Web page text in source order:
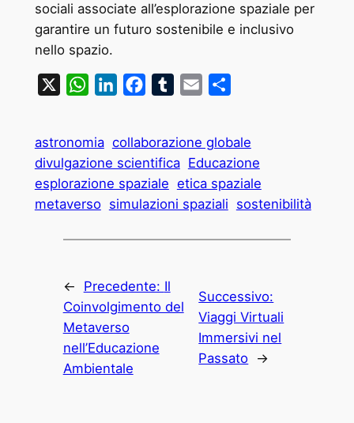
sociali associate all’esplorazione spaziale per
garantire un futuro sostenibile e inclusivo
nello spazio.
WhatsAppLinkedInFacebookTumblrEmail
astronomia collaborazione globale
divulgazione scientifica Educazione
esplorazione spaziale etica spaziale
metaverso simulazioni spaziali sostenibilità
← Precedente: Il
Coinvolgimento del
Metaverso
nell’Educazione
Ambientale
Successivo:
Viaggi Virtuali
Immersivi nel
Passato →